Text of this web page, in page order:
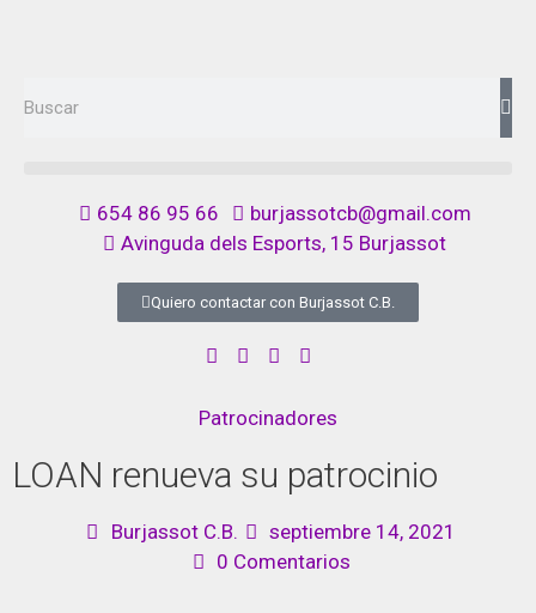
Quiero contactar con Burjassot C.B.
654 86 95 66
burjassotcb@gmail.com
Avinguda dels Esports, 15 Burjassot
Patrocinadores
LOAN renueva su patrocinio
Burjassot C.B.
septiembre 14, 2021
0 Comentarios